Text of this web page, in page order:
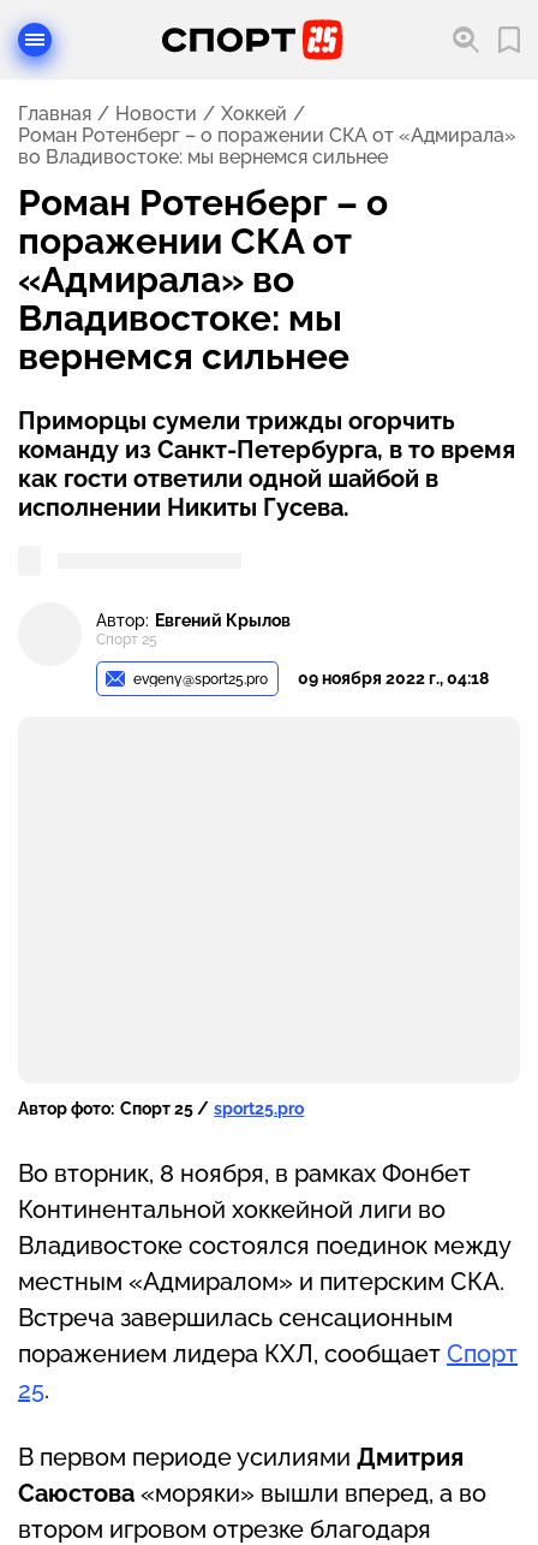
Главная Новости
Хоккей
Роман Ротенберг – о поражении СКА от «Адмирала»
во Владивостоке: мы вернемся сильнее
Роман Ротенберг – о
поражении СКА от
«Адмирала» во
Владивостоке: мы
вернемся сильнее
Приморцы сумели трижды огорчить
команду из Санкт-Петербурга, в то время
как гости ответили одной шайбой в
исполнении Никиты Гусева.
Автор: Евгений Крылов
Спорт 25
evgeny@sport25.pro 09 ноября 2022 г., 04:18
Автор фото: Спорт 25 / sport25.pro
Во вторник, 8 ноября, в рамках Фонбет
Континентальной хоккейной лиги во
Владивостоке состоялся поединок между
местным «Адмиралом» и питерским СКА.
Встреча завершилась сенсационным
поражением лидера КХЛ, сообщает Спорт
25.
В первом периоде усилиями Дмитрия
Саюстова «моряки» вышли вперед, а во
втором игровом отрезке благодаря